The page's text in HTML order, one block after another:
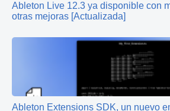
Ableton Live 12.3 ya disponible con
otras mejoras [Actualizada]
Ableton Extensions SDK, un nuevo